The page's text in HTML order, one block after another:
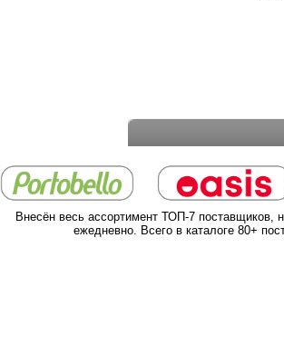
Внесён весь ассортимент ТОП-7 поставщиков,
ежедневно. Всего в каталоге 80+